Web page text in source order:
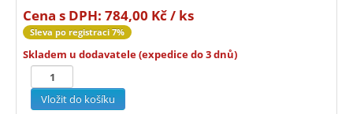
Cena s DPH: 784,00 Kč / ks
Sleva po registraci 7%
Skladem u dodavatele (expedice do 3 dnů)